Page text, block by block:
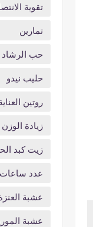
تقوية
تمارين
حب الرشاد
حليب نيدو
روتين
زيادة الوزن
زيت كبد
عدد ساعات
عشبة
عشبة